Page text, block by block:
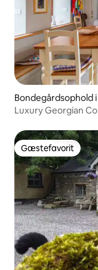
Bondegårdsophold
Luxury Georgian
Gæstefavorit
Gæstefavorit